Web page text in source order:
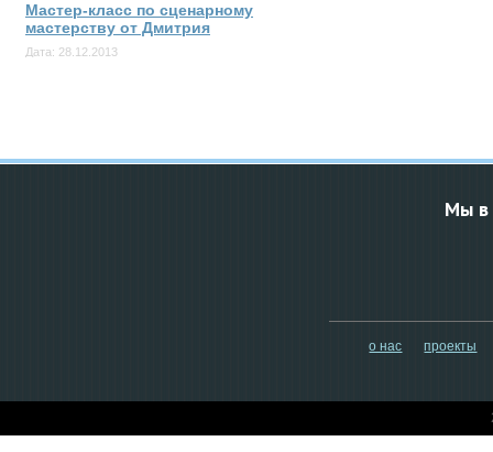
Мастер-класс по сценарному
мастерству от Дмитрия
Костроменко
Дата: 28.12.2013
Мы в
о нас проекты